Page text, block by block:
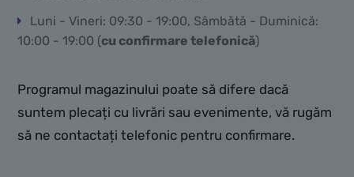
Luni - Vineri: 09:30 - 19:00, Sâmbătă - Duminică:
10:00 - 19:00 (cu confirmare telefonică)
Programul magazinului poate să difere dacă
suntem plecați cu livrări sau evenimente, vă rugăm
să ne contactați telefonic pentru confirmare.